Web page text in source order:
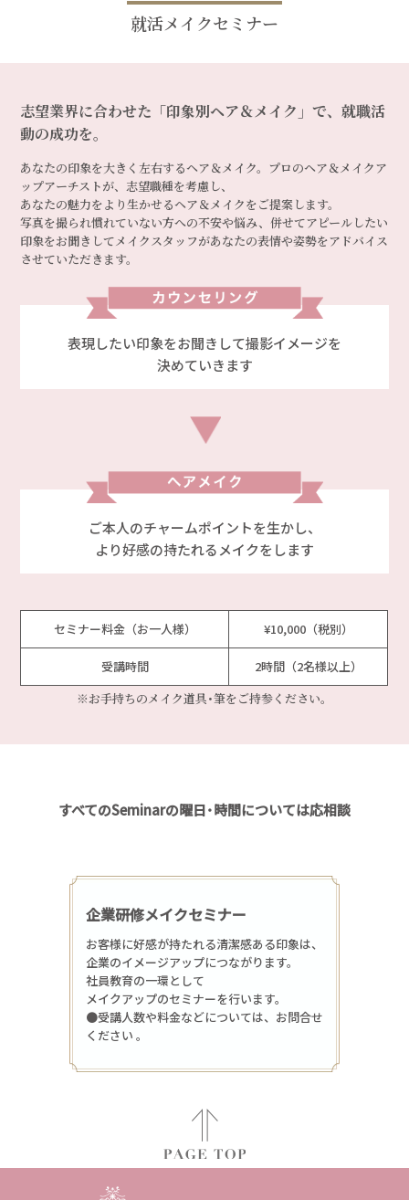
就活メイクセミナー
志望業界に合わせた「印象別ヘア＆メイク」で、就職活
動の成功を。
あなたの印象を大きく左右するヘア＆メイク。プロのヘア＆メイクア
ップアーチストが、志望職種を考慮し、
あなたの魅力をより生かせるヘア＆メイクをご提案します。
写真を撮られ慣れていない方への不安や悩み、併せてアピールしたい
印象をお聞きしてメイクスタッフがあなたの表情や姿勢をアドバイス
させていただきます。
表現したい印象をお聞きして撮影イメージを
決めていきます
ご本人のチャームポイントを生かし、
より好感の持たれるメイクをします
セミナー料金（お一人様） ¥10,000（税別）
受講時間
2時間（2名様以上）
※お手持ちのメイク道具･筆をご持参ください。
すべてのSeminarの曜日･時間については応相談
企業研修メイクセミナー
お客様に好感が持たれる清潔感ある印象は、
企業のイメージアップにつながります。
社員教育の一環として
メイクアップのセミナーを行います。
●受講人数や料金などについては、お問合せ
ください 。